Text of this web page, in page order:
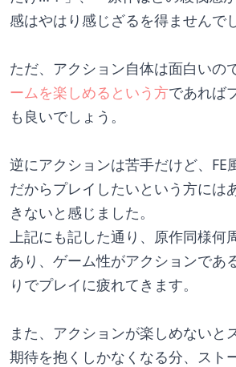
感はやはり感じざるを得ませんで
ただ、アクション自体は面白いので
ームを楽しめるという方であれば
も良いでしょう。
逆にアクションは苦手だけど、FE
だからプレイしたいという方には
きないと感じました。
上記にも記した通り、原作同様何
あり、ゲーム性がアクションであ
りでプレイに疲れてきます。
また、アクションが楽しめないと
期待を抱くしかなくなる分、スト